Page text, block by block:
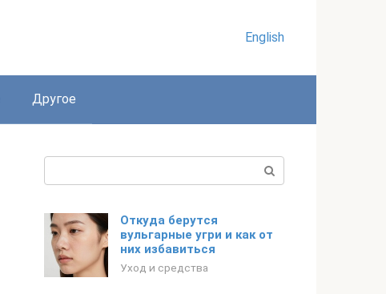
English
Другое
Откуда берутся
вульгарные угри и как от
них избавиться
Уход и средства